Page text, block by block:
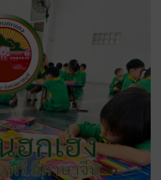
ฮกเฮง
นฟรี มีภาษาจีน